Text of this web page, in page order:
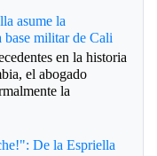
asume la
base militar de Cali
en la historia
el abogado
la
De la Espriella